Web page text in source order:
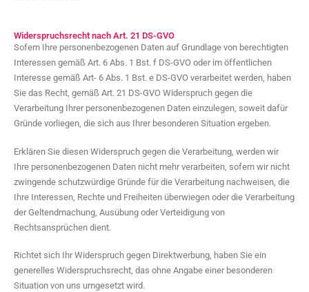
Widerspruchsrecht nach Art. 21 DS-GVO
Sofern Ihre personenbezogenen Daten auf Grundlage von berechtigten
Interessen gemäß Art. 6 Abs. 1 Bst. f DS-GVO oder im öffentlichen
Interesse gemäß Art- 6 Abs. 1 Bst. e DS-GVO verarbeitet werden, haben
Sie das Recht, gemäß Art. 21 DS-GVO Widerspruch gegen die
Verarbeitung Ihrer personenbezogenen Daten einzulegen, soweit dafür
Gründe vorliegen, die sich aus Ihrer besonderen Situation ergeben.
Erklären Sie diesen Widerspruch gegen die Verarbeitung, werden wir
Ihre personenbezogenen Daten nicht mehr verarbeiten, sofern wir nicht
zwingende schutzwürdige Gründe für die Verarbeitung nachweisen, die
Ihre Interessen, Rechte und Freiheiten überwiegen oder die Verarbeitung
der Geltendmachung, Ausübung oder Verteidigung von
Rechtsansprüchen dient.
Richtet sich Ihr Widerspruch gegen Direktwerbung, haben Sie ein
generelles Widerspruchsrecht, das ohne Angabe einer besonderen
Situation von uns umgesetzt wird.